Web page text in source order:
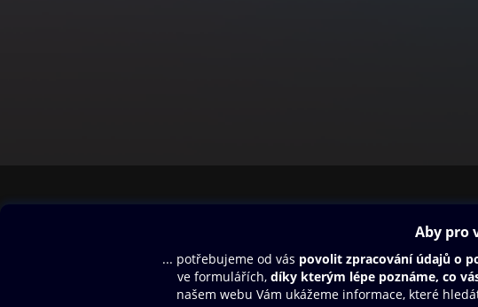
Aplikace a hry
SMS/MMS Info
Blog
Dárkový poukaz
Nápověda